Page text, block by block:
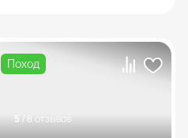
Поход
5 / 8 отзывов